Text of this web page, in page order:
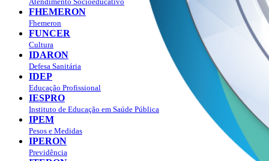
FHEMERON
Fhemeron
FUNCER
Cultura
IDARON
Defesa Sanitária
IDEP
Educação Profissional
IESPRO
Instituto de Educação em Saúde Pública
IPEM
Pesos e Medidas
IPERON
Previdência